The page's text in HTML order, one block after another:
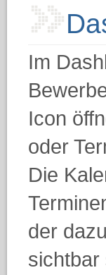
Im
Icon
oder
Die
der
sichtbar